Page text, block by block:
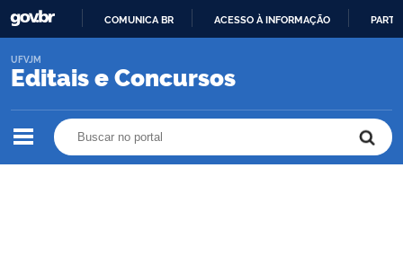
O
COMUNICA BR ACESSO À INFORMAÇÃO
Editais e Concursos
UFVJM